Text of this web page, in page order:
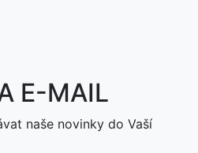
E-MAIL
naše novinky do Vaší